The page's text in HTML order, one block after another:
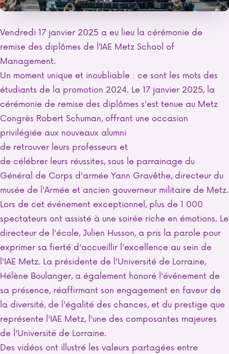
Vendredi 17 janvier 2025 a eu lieu la cérémonie de
remise des diplômes de l’IAE Metz School of
Management.
Un moment unique et inoubliable : ce sont les mots des
étudiants de la promotion 2024. Le 17 janvier 2025, la
cérémonie de remise des diplômes s'est tenue au Metz
Congrès Robert Schuman, offrant une occasion
privilégiée aux nouveaux alumni
de retrouver leurs professeurs et
de célébrer leurs réussites, sous le parrainage du
Général de Corps d'armée Yann Gravêthe, directeur du
musée de l'Armée et ancien gouverneur militaire de Metz.
Lors de cet événement exceptionnel, plus de 1 000
spectateurs ont assisté à une soirée riche en émotions. Le
directeur de l'école, Julien Husson, a pris la parole pour
exprimer sa fierté d'accueillir l'excellence au sein de
l'IAE Metz. La présidente de l'Université de Lorraine,
Hélène Boulanger, a également honoré l'événement de
sa présence, réaffirmant son engagement en faveur de
la diversité, de l'égalité des chances, et du prestige que
représente l'IAE Metz, l'une des composantes majeures
de l'Université de Lorraine.
Des vidéos ont illustré les valeurs partagées entre